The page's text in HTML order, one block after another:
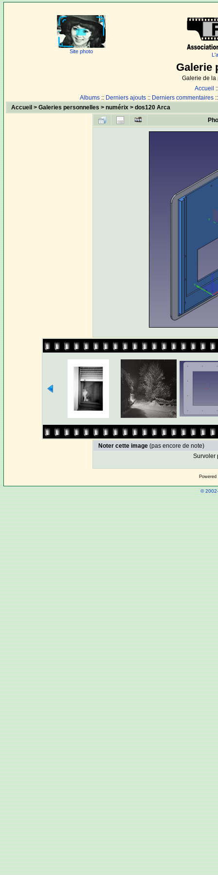
Site photo
Galerie
Galerie de la
Accueil
Albums :: Derniers ajouts :: Derniers commentaires
Accueil >Galeries personnelles >numérix >dos120 Arca
Noter cette image (pas encore de note)
Survoler
©